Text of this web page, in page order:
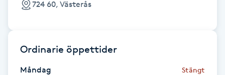
Faceliftmassage
724 60, Västerås
Ordinarie öppettider
Måndag Stängt